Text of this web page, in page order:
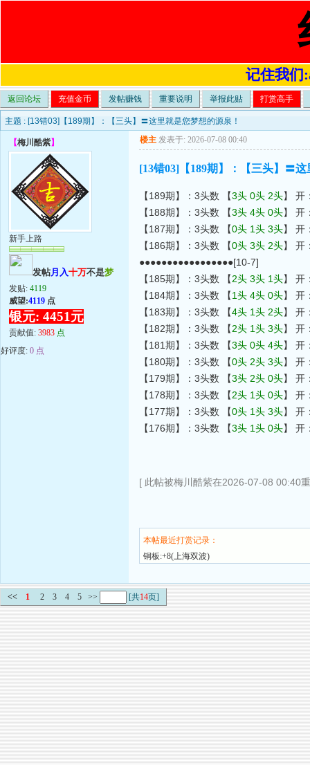
记住我们
返回论坛 充值金币 发帖赚钱 重要说明 举报此贴 打赏高手
主题 : [13错03]【189期】：【三头】〓这里就是您梦想的源泉！
【梅川酷紫】
新手上路
发帖月入十万不是梦
发贴: 4119
威望:4119 点
银元: 4451元
贡献值: 3983 点
好评度: 0 点
楼主 发表于: 2026-07-08 00:40
[13错03]【189期】：【三头】〓
【189期】：3头数 【3头 0头 2头】 开
【188期】：3头数 【3头 4头 0头】 开
【187期】：3头数 【0头 1头 3头】 开
【186期】：3头数 【0头 3头 2头】 开
●●●●●●●●●●●●●●●●●[10-7]
【185期】：3头数 【2头 3头 1头】 开
【184期】：3头数 【1头 4头 0头】 开
【183期】：3头数 【4头 1头 2头】 开
【182期】：3头数 【2头 1头 3头】 开
【181期】：3头数 【3头 0头 4头】 开
【180期】：3头数 【0头 2头 3头】 开
【179期】：3头数 【3头 2头 0头】 开
【178期】：3头数 【2头 1头 0头】 开
【177期】：3头数 【0头 1头 3头】 开
【176期】：3头数 【3头 1头 0头】 开
[ 此帖被梅川酷紫在2026-07-08 00:40
本帖最近打赏记录：
铜板:+8(上海双波)
<< 1 2 3 4 5 >> [共14页]